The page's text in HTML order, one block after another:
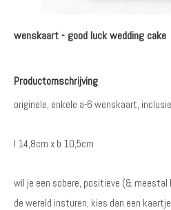
wenskaart - good luck wedding cake
Productomschrijving
originele, enkele a-6 wenskaart,
l 14,8cm x b 10,5cm
wil je een sobere, positieve (& meestal
de wereld insturen, kies dan een